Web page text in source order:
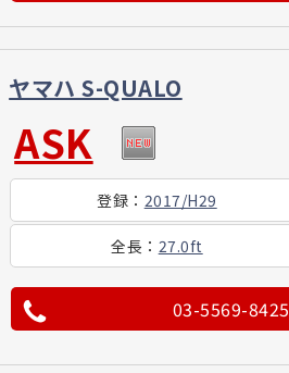
ヤマハ S-QUALO
ASK
登録 ： 2017/H29
全長 ： 27.0ft
03-5569-8425